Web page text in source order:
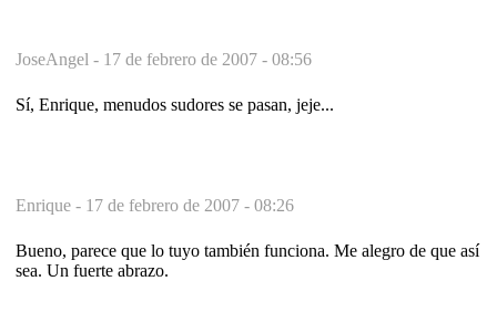
JoseAngel - 17 de febrero de 2007 - 08:56
Sí, Enrique, menudos sudores se pasan, jeje...
Enrique - 17 de febrero de 2007 - 08:26
Bueno, parece que lo tuyo también funciona. Me alegro de que así
sea. Un fuerte abrazo.